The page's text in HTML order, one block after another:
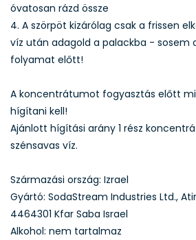
óvatosan rázd össze
4. A szörpöt kizárólag csak a frissen
víz után adagold a palackba - sosem
folyamat előtt!
A koncentrátumot fogyasztás előtt
hígítani kell!
Ajánlott hígítási arány 1 rész
szénsavas víz.
Származási ország: Izrael
Gyártó: SodaStream Industries Ltd., Atir
4464301 Kfar Saba Israel
Alkohol: nem tartalmaz